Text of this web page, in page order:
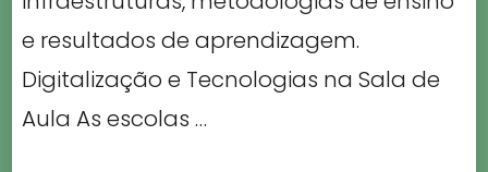
e resultados de aprendizagem.
Digitalização e Tecnologias na Sala de
Aula As escolas …